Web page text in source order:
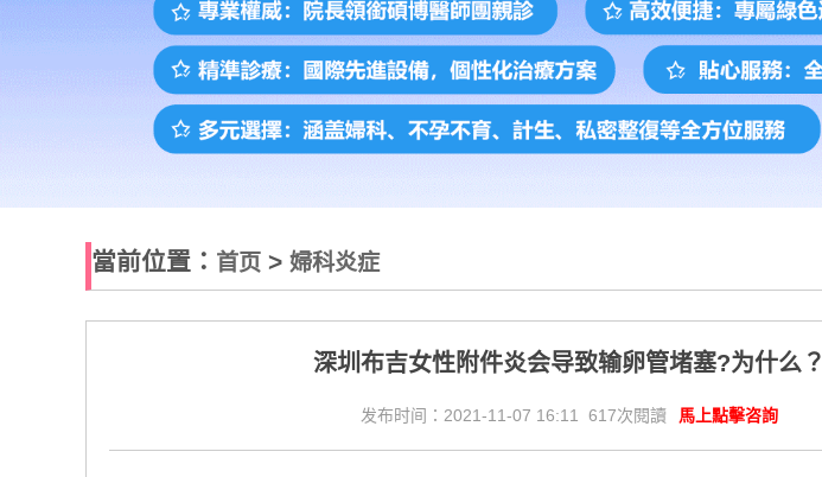
當前位置： 首页 > 婦科炎症
深圳布吉女性附件炎会导致输卵管堵塞?为什么？
发布时间：2021-11-07 16:11 617次閱讀 馬上點擊咨詢